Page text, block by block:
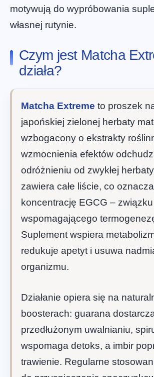
motywują do wypróbowania
własnej rutynie.
Czym jest Matcha
działa?
Matcha Extreme to proszek
japońskiej zielonej herbaty
wzbogacony o ekstrakty
wzmocnienia efektów
odróżnieniu od zwykłej
zawiera całe liście, co
koncentrację EGCG – związku
wspomagającego
Suplement wspiera
redukuje apetyt i usuwa
organizmu.
Działanie opiera się na
boosterach: guarana
przedłużonym uwalnianiu,
wspomaga detoks, a imbir
trawienie. Regularne